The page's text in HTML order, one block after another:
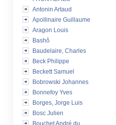
Antonin Artaud
Apollinaire Guillaume
Aragon Louis
Bashô
Baudelaire, Charles
Beck Philippe
Beckett Samuel
Bobrowski Johannes
Bonnefoy Yves
Borges, Jorge Luis
Bosc Julien
Bouchet André du